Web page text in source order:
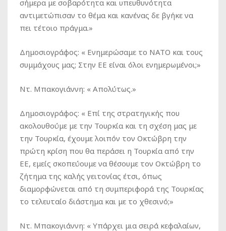
σήμερα με σοβαρότητα και υπευθυνότητα
αντιμετώπισαν το θέμα και κανένας δε βγήκε να
πει τέτοιο πράγμα.»
Δημοσιογράφος: « Ενημερώσαμε το ΝΑΤΟ και τους
συμμάχους μας; Στην ΕΕ είναι όλοι ενημερωμένοι;»
Ντ. Μπακογιάννη: « Απολύτως.»
Δημοσιογράφος: « Επί της στρατηγικής που
ακολουθούμε με την Τουρκία και τη σχέση μας με
την Τουρκία, έχουμε λοιπόν τον Οκτώβρη την
πρώτη κρίση που θα περάσει η Τουρκία από την
ΕΕ, εμείς σκοπεύουμε να θέσουμε τον Οκτώβρη το
ζήτημα της καλής γειτονίας έτσι, όπως
διαμορφώνεται από τη συμπεριφορά της Τουρκίας
το τελευταίο διάστημα και με το χθεσινό;»
Ντ. Μπακογιάννη: « Υπάρχει μια σειρά κεφαλαίων,